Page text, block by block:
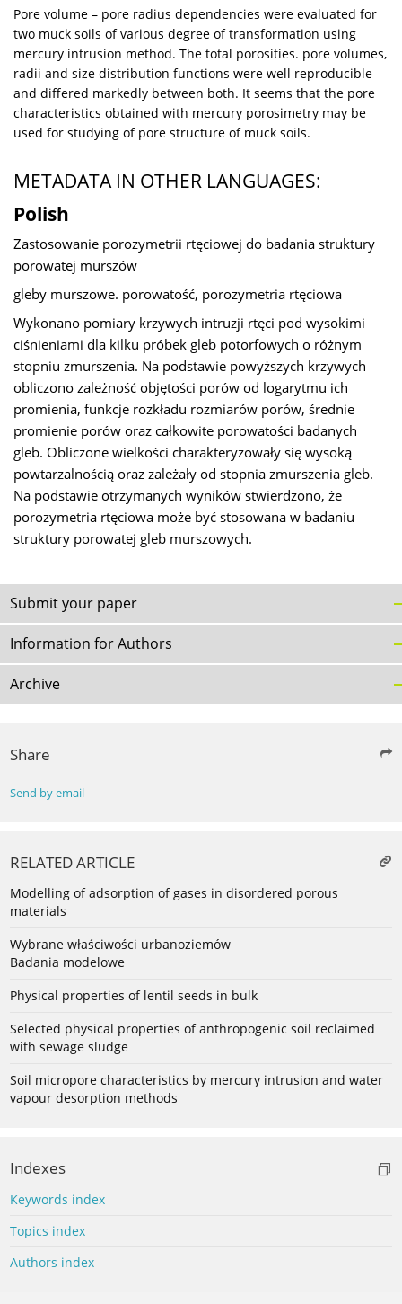
Pore volume – pore radius dependencies were evaluated for
two muck soils of various degree of transformation using
mercury intrusion method. The total porosities. pore volumes,
radii and size distribution functions were well reproducible
and differed markedly between both. It seems that the pore
characteristics obtained with mercury porosimetry may be
used for studying of pore structure of muck soils.
METADATA IN OTHER LANGUAGES:
Polish
Zastosowanie porozymetrii rtęciowej do badania struktury
porowatej murszów
gleby murszowe. porowatość, porozymetria rtęciowa
Wykonano pomiary krzywych intruzji rtęci pod wysokimi
ciśnieniami dla kilku próbek gleb potorfowych o różnym
stopniu zmurszenia. Na podstawie powyższych krzywych
obliczono zależność objętości porów od logarytmu ich
promienia, funkcje rozkładu rozmiarów porów, średnie
promienie porów oraz całkowite porowatości badanych
gleb. Obliczone wielkości charakteryzowały się wysoką
powtarzalnością oraz zależały od stopnia zmurszenia gleb.
Na podstawie otrzymanych wyników stwierdzono, że
porozymetria rtęciowa może być stosowana w badaniu
struktury porowatej gleb murszowych.
Submit your paper
Information for Authors
Archive
Share
Send by email
RELATED ARTICLE
Modelling of adsorption of gases in disordered porous
materials
Wybrane właściwości urbanoziemów
Badania modelowe
Physical properties of lentil seeds in bulk
Selected physical properties of anthropogenic soil reclaimed
with sewage sludge
Soil micropore characteristics by mercury intrusion and water
vapour desorption methods
Indexes
Keywords index
Topics index
Authors index